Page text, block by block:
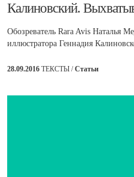
​Калиновский.
Обозреватель Rara Avis Наталья
иллюстратора Геннадия
28.09.2016 ТЕКСТЫ /Статьи